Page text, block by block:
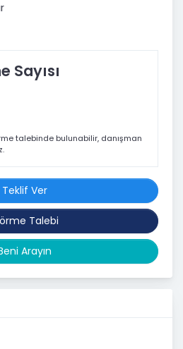
Sayısı
talebinde bulunabilir, danışman
Teklif Ver
Talebi
Arayın